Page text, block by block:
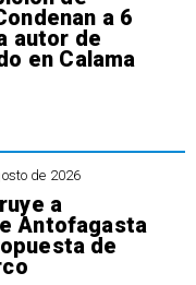
a 6
autor de
en Calama
de 2026
a
Antofagasta
de